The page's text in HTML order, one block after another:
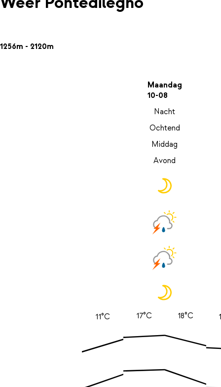
1256m - 2120m
Maandag
10-08
Nacht
Ochtend
Middag
Avond
11°C 17°C 18°C